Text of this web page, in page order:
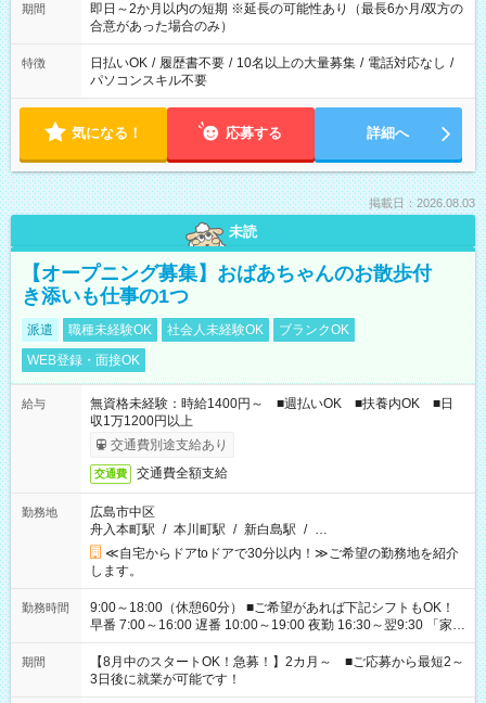
期間
即日～2か月以内の短期 ※延長の可能性あり（最長6か月/双方の
合意があった場合のみ）
特徴 日払いOK / 履歴書不要 / 10名以上の大量募集 / 電話対応なし /
パソコンスキル不要
気になる！ 応募する 詳細へ
掲載日：2026.08.03
未読
【オープニング募集】おばあちゃんのお散歩付
き添いも仕事の1つ
派遣 職種未経験OK 社会人未経験OK
ブランクOK
WEB登録・面接OK
給与
無資格未経験：時給1400円～ ■週払いOK ■扶養内OK ■日
収1万1200円以上
交通費別途支給あり
交通費 交通費全額支給
勤務地
広島市中区
舟入本町駅 / 本川町駅 / 新白島駅 / …
≪自宅からドアtoドアで30分以内！≫ご希望の勤務地を紹介
します。
勤務時間
9:00～18:00（休憩60分） ■ご希望があれば下記シフトもOK！
早番 7:00～16:00 遅番 10:00～19:00 夜勤 16:30～翌9:30 「家族
と休みを合わせたい」 「余裕を持って夕飯の準備がしたい」
「できれば残業はしたくない」 など、ご希望を教えてください
ね。 ※Wワーク希望の方へ 今ご覧のお仕事で希望する勤務時間
と、もう1つのお仕事の勤務時間。 合計で週40時間を超える場
期間
【8月中のスタートOK！急募！】2カ月～ ■ご応募から最短2～
3日後に就業が可能です！